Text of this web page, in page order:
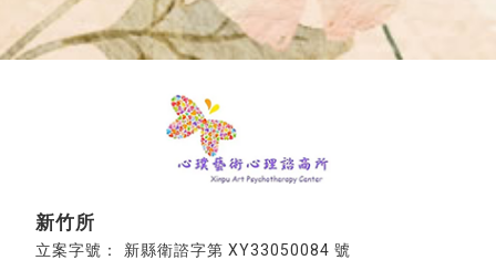
新竹所
新縣衛諮字第 XY33050084 號